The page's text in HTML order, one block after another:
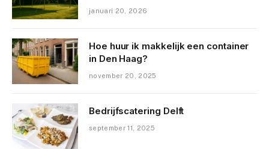
januari 20, 2026
Hoe huur ik makkelijk een container
in Den Haag?
november 20, 2025
Bedrijfscatering Delft
september 11, 2025